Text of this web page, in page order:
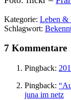
Kategorie: Leben &
Schlagwort:
7 Kommentare
Pingback:
Pingback:
juna im netz